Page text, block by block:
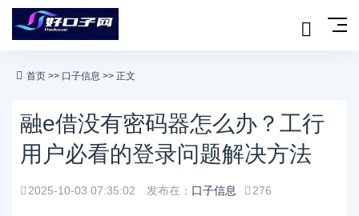
首页 >> 口子信息 >> 正文
融e借没有密码器怎么办？工行
用户必看的登录问题解决方法
2025-10-03 07:35:02 发布在： 口子信息 276